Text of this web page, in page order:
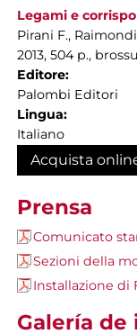
Legami e
Pirani F., Raimondi
2013, 504 p.,
Editore:
Palombi Editori
Lingua:
Italiano
Acquista
Prensa
Comunicato
Sezioni della
Installazione di
Galería de